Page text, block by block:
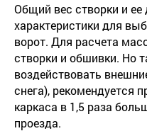
Общий вес створки и
характеристики для
ворот. Для расчета
створки и обшивки. Но
воздействовать
снега), рекомендуется
каркаса в 1,5 раза
проезда.